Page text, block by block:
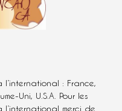
l’international : France,
Uni, U.S.A. Pour les
l’international merci de